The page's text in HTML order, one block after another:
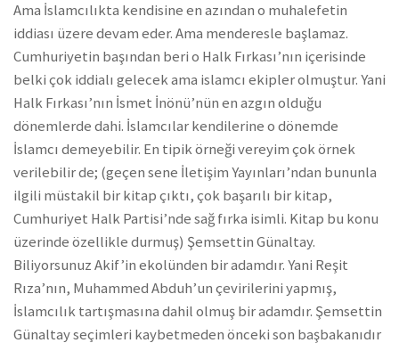
Ama İslamcılıkta kendisine en azından o muhalefetin
iddiası üzere devam eder. Ama menderesle başlamaz.
Cumhuriyetin başından beri o Halk Fırkası’nın içerisinde
belki çok iddialı gelecek ama islamcı ekipler olmuştur. Yani
Halk Fırkası’nın İsmet İnönü’nün en azgın olduğu
dönemlerde dahi. İslamcılar kendilerine o dönemde
İslamcı demeyebilir. En tipik örneği vereyim çok örnek
verilebilir de; (geçen sene İletişim Yayınları’ndan bununla
ilgili müstakil bir kitap çıktı, çok başarılı bir kitap,
Cumhuriyet Halk Partisi’nde sağ fırka isimli. Kitap bu konu
üzerinde özellikle durmuş) Şemsettin Günaltay.
Biliyorsunuz Akif’in ekolünden bir adamdır. Yani Reşit
Rıza’nın, Muhammed Abduh’un çevirilerini yapmış,
İslamcılık tartışmasına dahil olmuş bir adamdır. Şemsettin
Günaltay seçimleri kaybetmeden önceki son başbakanıdır